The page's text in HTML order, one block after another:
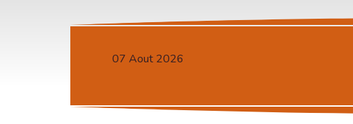
07 Aout 2026